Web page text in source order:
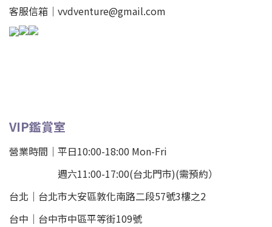
客服信箱｜vvdventure@gmail.com
VIP鑑賞室
營業時間｜平日10:00-18:00 Mon-Fri
週六11:00-17:00(台北門市)(需預約）
台北 ｜ 台北市大安區敦化南路二段57號3樓之2
台中｜ 台中市中區平等街109號